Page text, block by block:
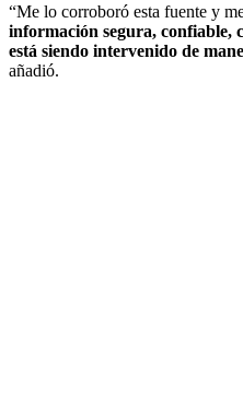
“Me lo corroboró esta fuente y
información segura, confiable,
está siendo intervenido de
añadió.